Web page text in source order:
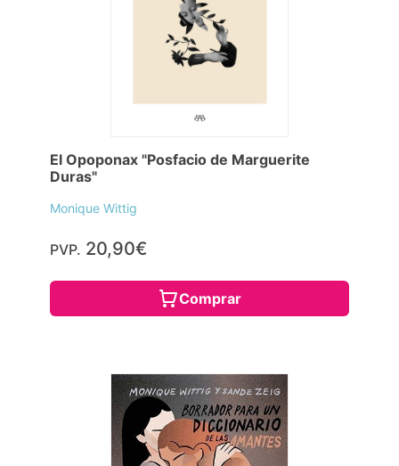
El Opoponax "Posfacio de Marguerite
Duras"
Monique Wittig
PVP. 20,90€
Comprar